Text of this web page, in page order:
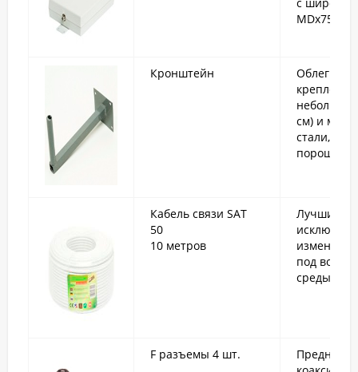
MDх75
Кронштейн
см) и
стали,
Кабель связи SAT
50
10 метров
Лучшие
под
среды.
F разъемы 4 шт.